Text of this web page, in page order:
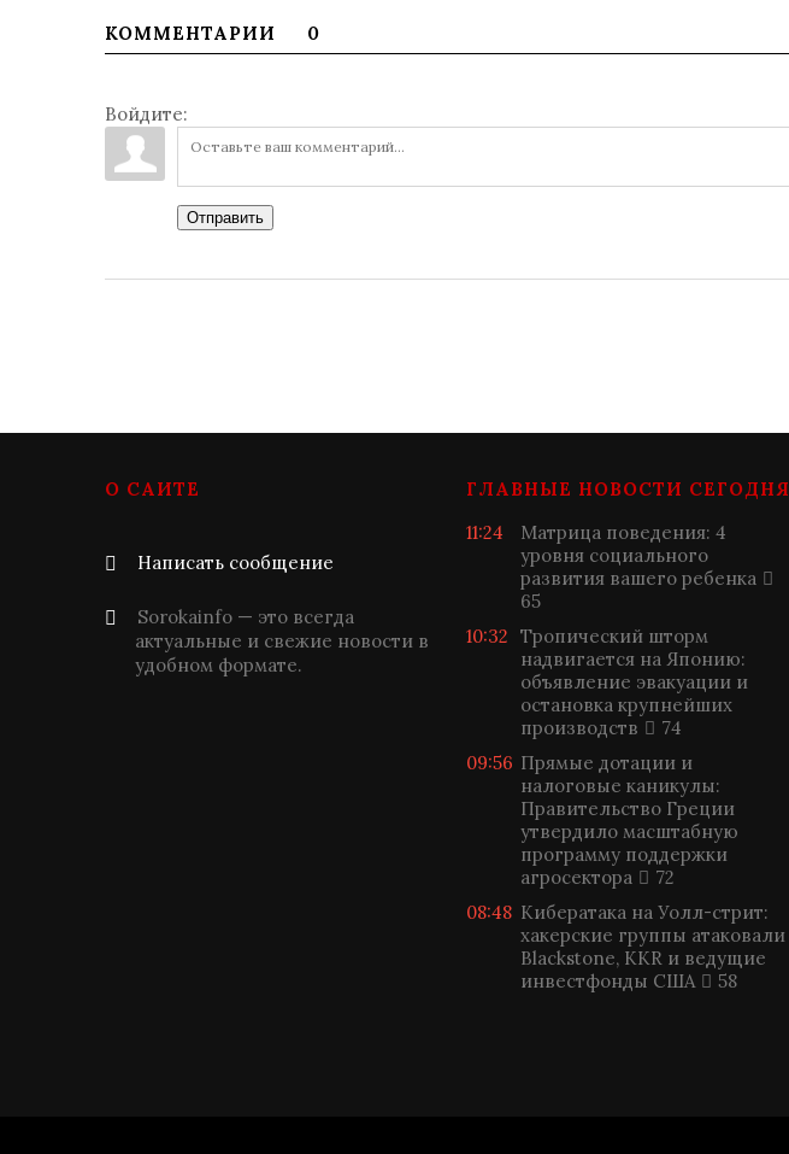
КОММЕНТАРИИ 0
Войдите:
Отправить
О САЙТЕ
Написать сообщение
Sorokainfo — это всегда
актуальные и свежие новости в
удобном формате.
ГЛАВНЫЕ НОВОСТИ СЕГОДНЯ
11:24
Матрица поведения: 4
уровня социального
развития вашего ребенка
65
10:32 Тропический шторм
надвигается на Японию:
объявление эвакуации и
остановка крупнейших
производств
74
09:56 Прямые дотации и
налоговые каникулы:
Правительство Греции
утвердило масштабную
программу поддержки
агросектора
72
08:48 Кибератака на Уолл-стрит:
хакерские группы атаковали
Blackstone, KKR и ведущие
инвестфонды США
58